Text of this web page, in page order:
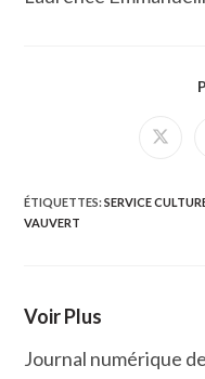
Ouvrir
ÉTIQUETTES:SERVICE
VAUVERT
Voir Plus
Journal numérique